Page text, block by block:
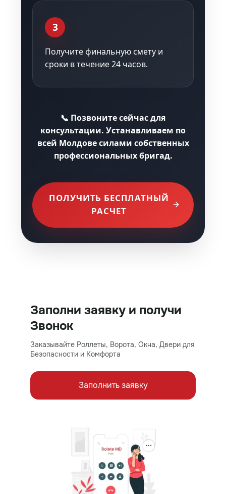
3
Получите финальную смету и
сроки в течение 24 часов.
📞 Позвоните сейчас для
консультации. Устанавливаем по
всей Молдове силами собственных
профессиональных бригад.
ПОЛУЧИТЬ БЕСПЛАТНЫЙ
РАСЧЕТ
Заполни заявку и получи
Звонок
Заказывайте Роллеты, Ворота, Окна, Двери для
Безопасности и Комфорта
Заполнить заявку